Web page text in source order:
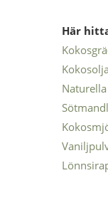
Här
Kokosolja